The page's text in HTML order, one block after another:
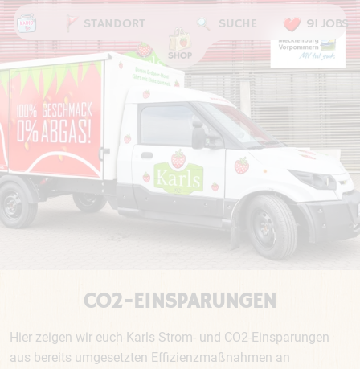
STANDORT SUCHE 91 JOBS
CO2-EINSPARUNGEN
Hier zeigen wir euch Karls Strom- und CO2-Einsparungen
aus bereits umgesetzten Effizienzmaßnahmen an